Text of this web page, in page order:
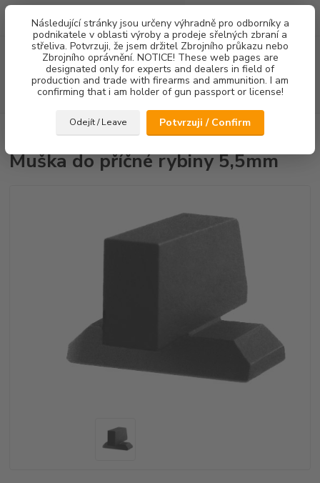
Následující stránky jsou určeny výhradně pro odborníky a
podnikatele v oblasti výroby a prodeje sřelných zbraní a
střeliva. Potvrzuji, že jsem držitel Zbrojního průkazu nebo
Zbrojního oprávnění. NOTICE! These web pages are
designated only for experts and dealers in field of
production and trade with firearms and ammunition. I am
confirming that i am holder of gun passport or license!
Odejít / Leave Potvrzuji / Confirm
Menu
Hledat
za0,00 Kč
Muška do příčné rybiny 5,5mm
Muška do příčné rybiny 5,5mm